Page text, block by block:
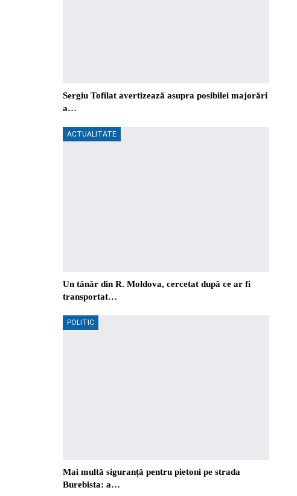
Sergiu Tofilat avertizează asupra posibilei majorări
a…
ACTUALITATE
Un tânăr din R. Moldova, cercetat după ce ar fi
transportat…
POLITIC
Mai multă siguranță pentru pietoni pe strada
Burebista: a…